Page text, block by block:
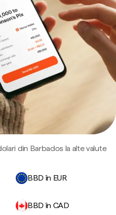
din Barbados la alte valute
BBD în EUR
BBD în CAD